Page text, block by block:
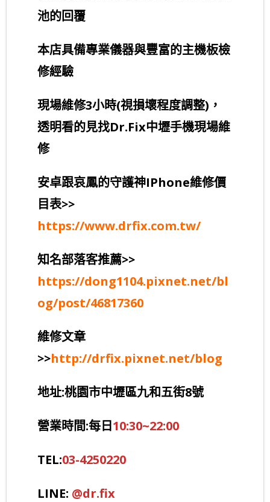
池的回覆
本店具備專業儀器與豐富的主機板檢
修經驗
現場維修3小時(視損壞程度調整)，
透明看的見找Dr.Fix中壢手機現場維
修
安卓跟哀鳳的守護神IPhone維修價
目表>>
https://www.drfix.com.tw/
知名部落客推薦>>
https://dong1104.pixnet.net/bl
og/post/46817360
維修文章
>>http://drfix.pixnet.net/blog
地址:桃園市中壢區九和五街8號
營業時間:每日10:30~22:00
TEL:03-4250220
LINE: @dr.fix